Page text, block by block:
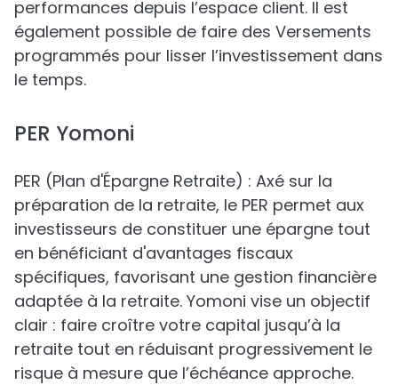
performances depuis l’espace client. Il est
également possible de faire des Versements
programmés pour lisser l’investissement dans
le temps.
PER Yomoni
PER (Plan d'Épargne Retraite) : Axé sur la
préparation de la retraite, le PER permet aux
investisseurs de constituer une épargne tout
en bénéficiant d'avantages fiscaux
spécifiques, favorisant une gestion financière
adaptée à la retraite. Yomoni vise un objectif
clair : faire croître votre capital jusqu’à la
retraite tout en réduisant progressivement le
risque à mesure que l’échéance approche.